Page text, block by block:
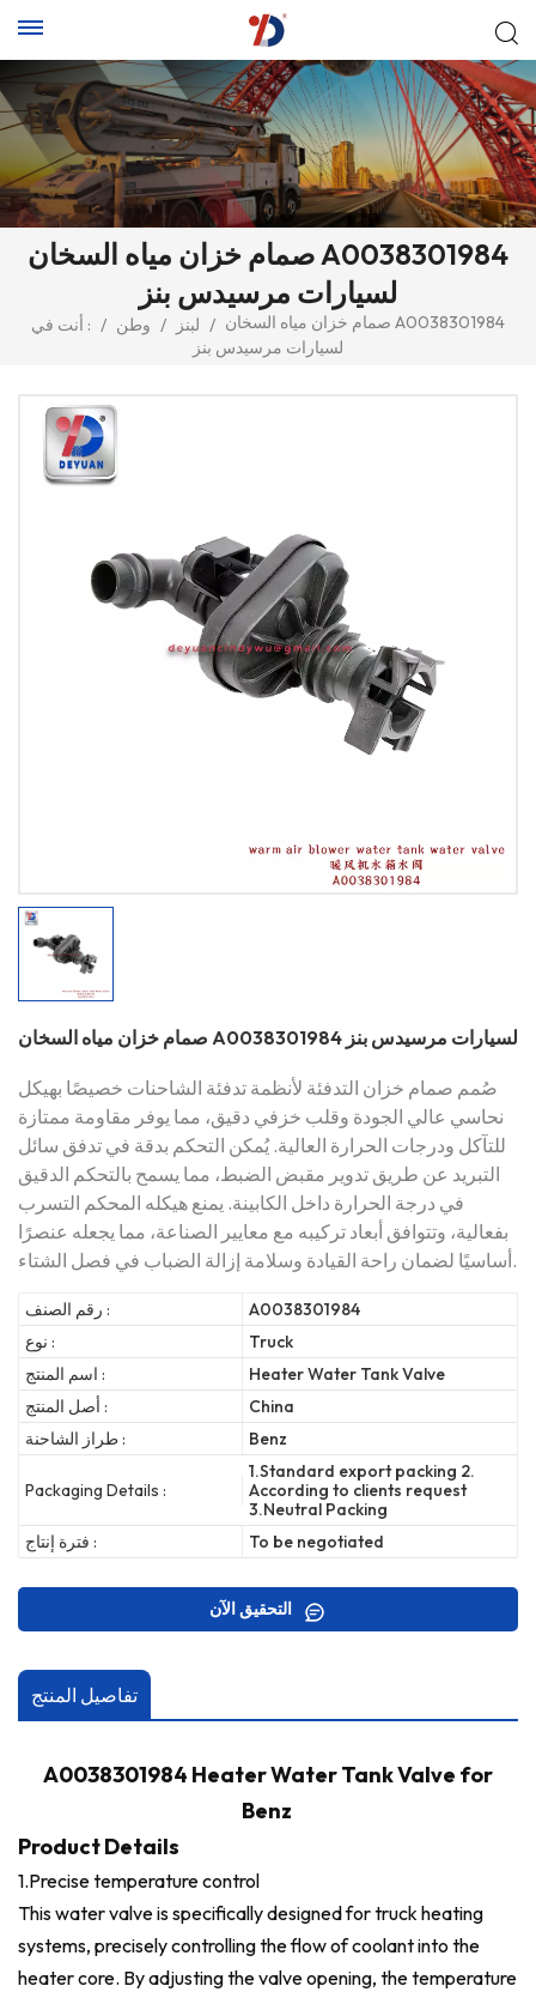
صمام خزان مياه السخان A0038301984
لسيارات مرسيدس بنز
أنت في : / وطن / لبنز / صمام خزان مياه السخان A0038301984
لسيارات مرسيدس بنز
صمام خزان مياه السخان A0038301984 لسيارات مرسيدس بنز
صُمم صمام خزان التدفئة لأنظمة تدفئة الشاحنات خصيصًا بهيكل
نحاسي عالي الجودة وقلب خزفي دقيق، مما يوفر مقاومة ممتازة
للتآكل ودرجات الحرارة العالية. يُمكن التحكم بدقة في تدفق سائل
التبريد عن طريق تدوير مقبض الضبط، مما يسمح بالتحكم الدقيق
في درجة الحرارة داخل الكابينة. يمنع هيكله المحكم التسرب
بفعالية، وتتوافق أبعاد تركيبه مع معايير الصناعة، مما يجعله عنصرًا
أساسيًا لضمان راحة القيادة وسلامة إزالة الضباب في فصل الشتاء.
رقم الصنف :
A0038301984
نوع :
Truck
اسم المنتج :
Heater Water Tank Valve
أصل المنتج :
China
طراز الشاحنة :
Benz
Packaging Details :
1.Standard export packing 2.
According to clients request
3.Neutral Packing
فترة إنتاج :
To be negotiated
تفاصيل المنتج
A0038301984 Heater Water Tank Valve for
Benz
Product Details
1.Precise temperature control
This water valve is specifically designed for truck heating
systems, precisely controlling the flow of coolant into the
heater core. By adjusting the valve opening, the temperature